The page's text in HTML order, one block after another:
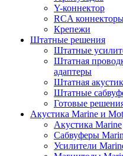
Y-коннектор
RCA
Крепежи
Штатные решения
Штатные
Штатная
адаптеры
Штатная
Штатные
Готовые
Акустика Marine и
Акустика Marine
Сабвуферы
Усилители